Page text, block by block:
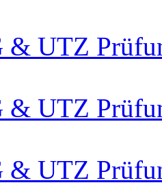
& UTZ
& UTZ
& UTZ